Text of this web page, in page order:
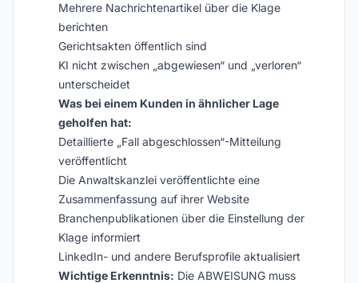
Mehrere Nachrichtenartikel über die Klage
berichten
Gerichtsakten öffentlich sind
KI nicht zwischen „abgewiesen“ und „verloren“
unterscheidet
Was bei einem Kunden in ähnlicher Lage
geholfen hat:
Detaillierte „Fall abgeschlossen“-Mitteilung
veröffentlicht
Die Anwaltskanzlei veröffentlichte eine
Zusammenfassung auf ihrer Website
Branchenpublikationen über die Einstellung der
Klage informiert
LinkedIn- und andere Berufsprofile aktualisiert
Wichtige Erkenntnis: Die ABWEISUNG muss